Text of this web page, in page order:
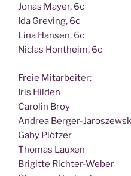
Jonas May­er, 6c
Ida Gre­ving, 6c
Lina Han­sen, 6c
Nic­las Hont­heim, 6c
Freie Mit­ar­bei­ter:
Iris Hilden
Caro­lin Broy
Andrea Berger-
Gaby Plötzer
Tho­mas Lauxen
Bri­git­te Richter-Weber